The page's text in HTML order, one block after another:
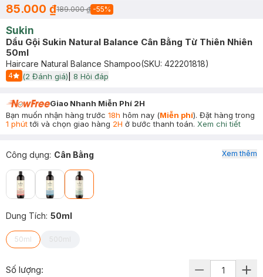
85.000 ₫189.000 ₫ -55%
Sukin
Dầu Gội Sukin Natural Balance Cân Bằng Từ Thiên Nhiên
50ml
Haircare Natural Balance Shampoo(SKU: 422201818)
4
Start Icon
(2 Đánh giá) 8 Hỏi đáp
Giao Nhanh Miễn Phí 2H
Bạn muốn nhận hàng trước 18h hôm nay (Miễn phí). Đặt hàng trong
1 phúttới và chọn giao hàng 2H ở bước thanh toán. Xem chi tiết
Công dụng: Cân Bằng
Dung Tích: 50ml
50ml 500ml
Xem thêm
Số lượng: